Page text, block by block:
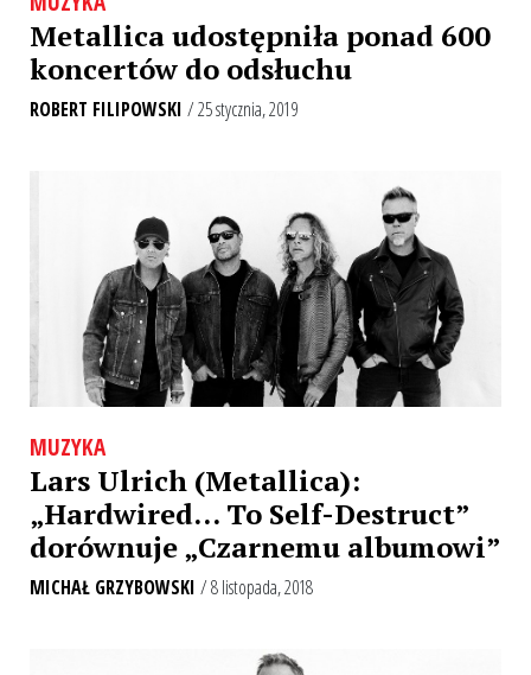
Metallica udostępniła ponad 600
koncertów do odsłuchu
ROBERT FILIPOWSKI / 25 stycznia, 2019
MUZYKA
Lars Ulrich (Metallica):
„Hardwired… To Self-Destruct”
dorównuje „Czarnemu albumowi”
MICHAŁ GRZYBOWSKI / 8 listopada, 2018